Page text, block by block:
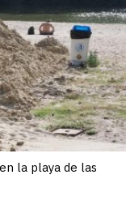
la playa de las